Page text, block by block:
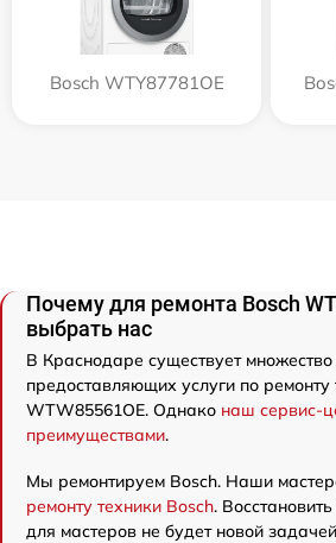
Bosch WTY87781OE
Почему для ремонта Bosch
выбрать нас
В Краснодаре существует
предоставляющих услуги по ремонту
WTW85561OE. Однако наш сервис-
преимуществами.
Мы ремонтируем Bosch. Наши
ремонту техники Bosch.
для мастеров не будет новой